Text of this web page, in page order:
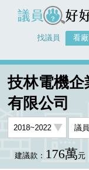
議員好好看
找議員 看
技林電機企
有限公司
建議款： 176萬元